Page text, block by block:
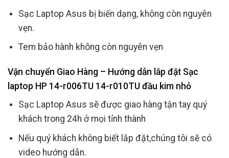
Sạc Laptop Asus bị biến dạng, không còn nguyên
vẹn.
Tem bảo hành không còn nguyên vẹn
Vận chuyển Giao Hàng – Hướng dẫn lắp đặt Sạc
laptop HP 14-r006TU 14-r010TU đầu kim nhỏ
Sạc Laptop Asus sẽ được giao hàng tận tay quý
khách trong 24h ở mọi tỉnh thành
Nếu quý khách không biết lắp đặt,chúng tôi sẽ có
video hướng dẫn.